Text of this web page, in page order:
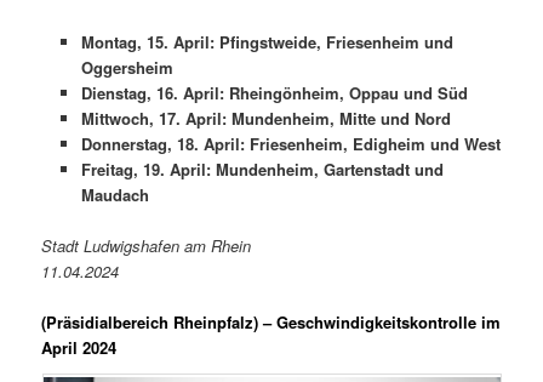
Montag, 15. April: Pfingstweide, Friesenheim und
Oggersheim
Dienstag, 16. April: Rheingönheim, Oppau und Süd
Mittwoch, 17. April: Mundenheim, Mitte und Nord
Donnerstag, 18. April: Friesenheim, Edigheim und West
Freitag, 19. April: Mundenheim, Gartenstadt und
Maudach
Stadt Ludwigshafen am Rhein
11.04.2024
(Präsidialbereich Rheinpfalz)– Geschwindigkeitskontrolle im
April 2024